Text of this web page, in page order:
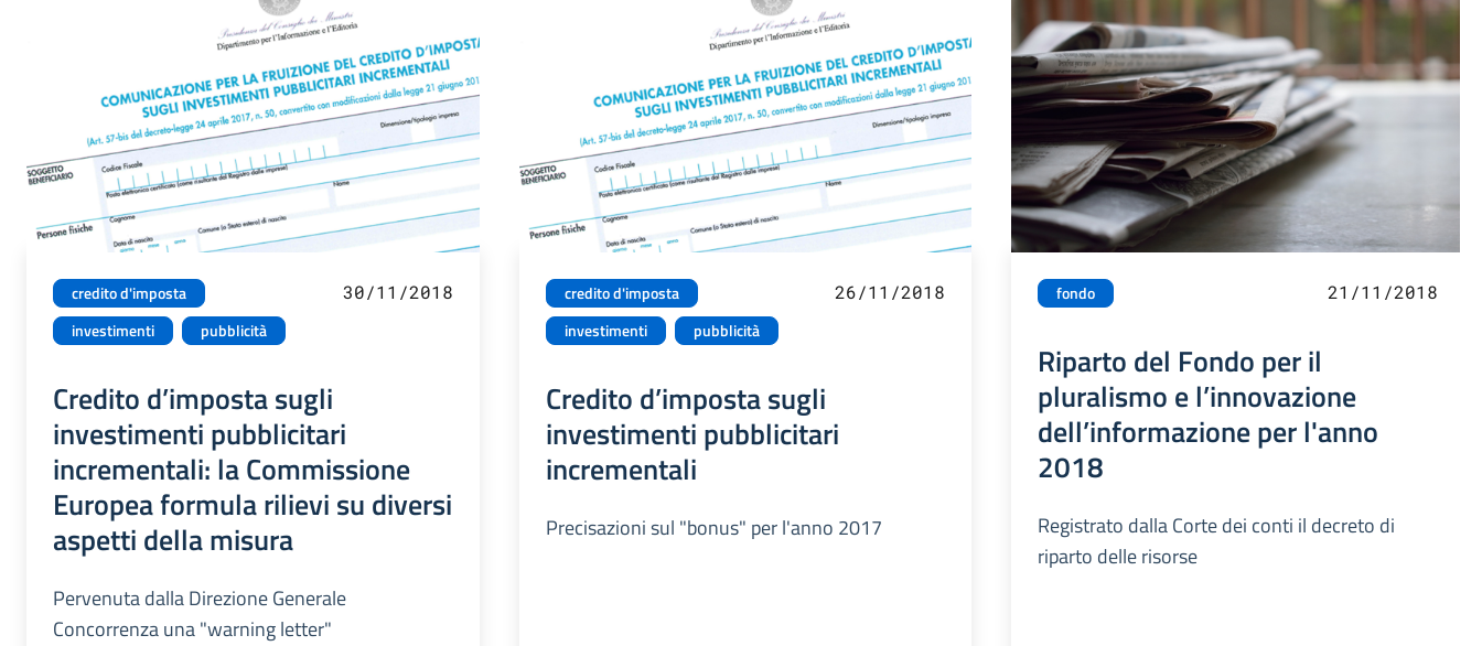
credito d'imposta
investimenti
pubblicità
30/11/2018
Credito d’imposta sugli
investimenti pubblicitari
incrementali: la Commissione
Europea formula rilievi su diversi
aspetti della misura
Pervenuta dalla Direzione Generale
Concorrenza una "warning letter"
credito d'imposta
investimenti
pubblicità
26/11/2018
Credito d’imposta sugli
investimenti pubblicitari
incrementali
Precisazioni sul "bonus" per l'anno 2017
fondo 21/11/2018
Riparto del Fondo per il
pluralismo e l’innovazione
dell’informazione per l'anno
2018
Registrato dalla Corte dei conti il decreto di
riparto delle risorse